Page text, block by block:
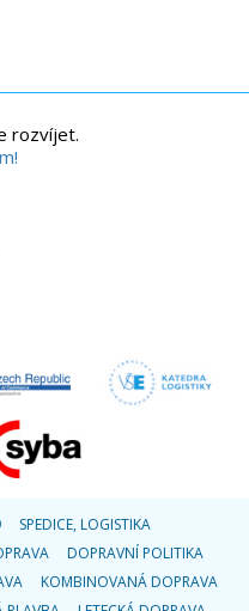
rozvíjet.
SPEDICE, LOGISTIKA
DOPRAVNÍ POLITIKA
KOMBINOVANÁ DOPRAVA